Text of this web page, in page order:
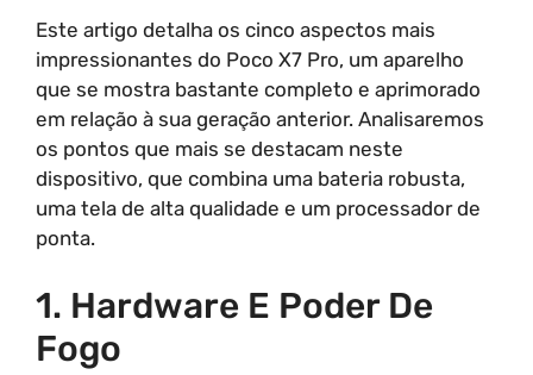
Este artigo detalha os cinco aspectos mais
impressionantes do Poco X7 Pro, um aparelho
que se mostra bastante completo e aprimorado
em relação à sua geração anterior. Analisaremos
os pontos que mais se destacam neste
dispositivo, que combina uma bateria robusta,
uma tela de alta qualidade e um processador de
ponta.
1. Hardware E Poder De
Fogo